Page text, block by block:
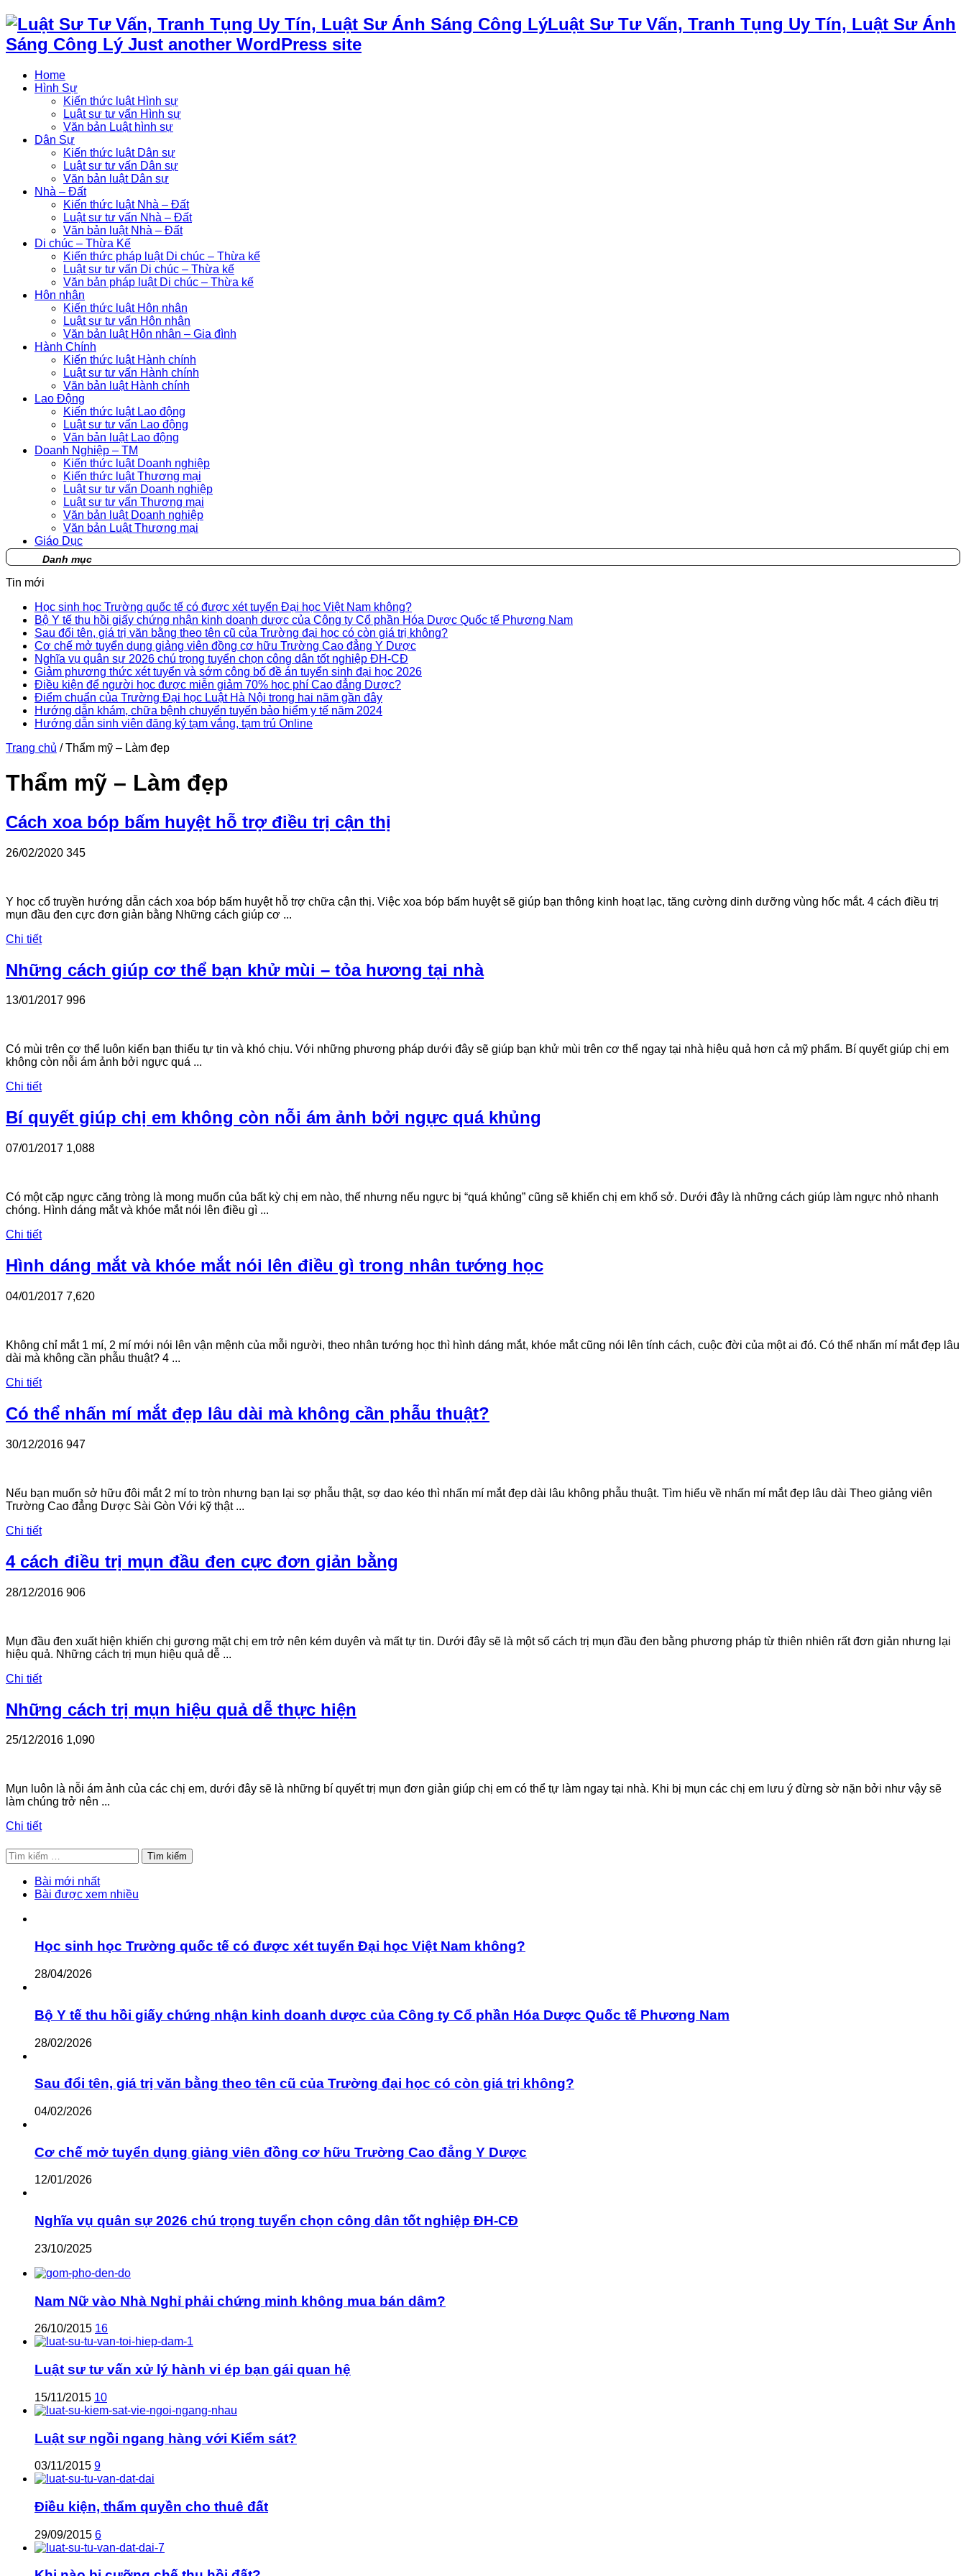
Luật Sư Tư Vấn, Tranh Tụng Uy Tín, Luật Sư Ánh
Sáng Công Lý Just another WordPress site
Home
Hình Sự
Kiến thức luật Hình sự
Luật sư tư vấn Hình sự
Văn bản Luật hình sự
Dân Sự
Kiến thức luật Dân sự
Luật sư tư vấn Dân sự
Văn bản luật Dân sự
Nhà – Đất
Kiến thức luật Nhà – Đất
Luật sư tư vấn Nhà – Đất
Văn bản luật Nhà – Đất
Di chúc – Thừa Kế
Kiến thức pháp luật Di chúc – Thừa kế
Luật sư tư vấn Di chúc – Thừa kế
Văn bản pháp luật Di chúc – Thừa kế
Hôn nhân
Kiến thức luật Hôn nhân
Luật sư tư vấn Hôn nhân
Văn bản luật Hôn nhân – Gia đình
Hành Chính
Kiến thức luật Hành chính
Luật sư tư vấn Hành chính
Văn bản luật Hành chính
Lao Động
Kiến thức luật Lao động
Luật sư tư vấn Lao động
Văn bản luật Lao động
Doanh Nghiệp – TM
Kiến thức luật Doanh nghiệp
Kiến thức luật Thương mại
Luật sư tư vấn Doanh nghiệp
Luật sư tư vấn Thương mại
Văn bản luật Doanh nghiệp
Văn bản Luật Thương mại
Giáo Dục
Danh mục
Tin mới
Học sinh học Trường quốc tế có được xét tuyển Đại học Việt Nam không?
Bộ Y tế thu hồi giấy chứng nhận kinh doanh dược của Công ty Cổ phần Hóa Dược Quốc tế Phương Nam
Sau đổi tên, giá trị văn bằng theo tên cũ của Trường đại học có còn giá trị không?
Cơ chế mở tuyển dụng giảng viên đồng cơ hữu Trường Cao đẳng Y Dược
Nghĩa vụ quân sự 2026 chú trọng tuyển chọn công dân tốt nghiệp ĐH-CĐ
Giảm phương thức xét tuyển và sớm công bố đề án tuyển sinh đại học 2026
Điều kiện để người học được miễn giảm 70% học phí Cao đẳng Dược?
Điểm chuẩn của Trường Đại học Luật Hà Nội trong hai năm gần đây
Hướng dẫn khám, chữa bệnh chuyển tuyến bảo hiểm y tế năm 2024
Hướng dẫn sinh viên đăng ký tạm vắng, tạm trú Online
Trang chủ / Thẩm mỹ – Làm đẹp
Thẩm mỹ – Làm đẹp
Cách xoa bóp bấm huyệt hỗ trợ điều trị cận thị
26/02/2020 345
Y học cổ truyền hướng dẫn cách xoa bóp bấm huyệt hỗ trợ chữa cận thị. Việc xoa bóp bấm huyệt sẽ giúp bạn thông kinh hoạt lạc, tăng cường dinh dưỡng vùng hốc mắt. 4 cách điều trị
mụn đầu đen cực đơn giản bằng Những cách giúp cơ ...
Chi tiết
Những cách giúp cơ thể bạn khử mùi – tỏa hương tại nhà
13/01/2017 996
Có mùi trên cơ thể luôn kiến bạn thiếu tự tin và khó chịu. Với những phương pháp dưới đây sẽ giúp bạn khử mùi trên cơ thể ngay tại nhà hiệu quả hơn cả mỹ phẩm. Bí quyết giúp chị em
không còn nỗi ám ảnh bởi ngực quá ...
Chi tiết
Bí quyết giúp chị em không còn nỗi ám ảnh bởi ngực quá khủng
07/01/2017 1,088
Có một cặp ngực căng tròng là mong muốn của bất kỳ chị em nào, thế nhưng nếu ngực bị “quá khủng” cũng sẽ khiến chị em khổ sở. Dưới đây là những cách giúp làm ngực nhỏ nhanh
chóng. Hình dáng mắt và khóe mắt nói lên điều gì ...
Chi tiết
Hình dáng mắt và khóe mắt nói lên điều gì trong nhân tướng học
04/01/2017 7,620
Không chỉ mắt 1 mí, 2 mí mới nói lên vận mệnh của mỗi người, theo nhân tướng học thì hình dáng mắt, khóe mắt cũng nói lên tính cách, cuộc đời của một ai đó. Có thể nhấn mí mắt đẹp lâu
dài mà không cần phẫu thuật? 4 ...
Chi tiết
Có thể nhấn mí mắt đẹp lâu dài mà không cần phẫu thuật?
30/12/2016 947
Nếu bạn muốn sở hữu đôi mắt 2 mí to tròn nhưng bạn lại sợ phẫu thật, sợ dao kéo thì nhấn mí mắt đẹp dài lâu không phẫu thuật. Tìm hiểu về nhấn mí mắt đẹp lâu dài Theo giảng viên
Trường Cao đẳng Dược Sài Gòn Với kỹ thật ...
Chi tiết
4 cách điều trị mụn đầu đen cực đơn giản bằng
28/12/2016 906
Mụn đầu đen xuất hiện khiến chị gương mặt chị em trở nên kém duyên và mất tự tin. Dưới đây sẽ là một số cách trị mụn đầu đen bằng phương pháp từ thiên nhiên rất đơn giản nhưng lại
hiệu quả. Những cách trị mụn hiệu quả dễ ...
Chi tiết
Những cách trị mụn hiệu quả dễ thực hiện
25/12/2016 1,090
Mụn luôn là nỗi ám ảnh của các chị em, dưới đây sẽ là những bí quyết trị mụn đơn giản giúp chị em có thể tự làm ngay tại nhà. Khi bị mụn các chị em lưu ý đừng sờ nặn bởi như vậy sẽ
làm chúng trở nên ...
Chi tiết
Tìm
kiếm
cho:
Bài mới nhất
Bài được xem nhiều
Học sinh học Trường quốc tế có được xét tuyển Đại học Việt Nam không?
28/04/2026
Bộ Y tế thu hồi giấy chứng nhận kinh doanh dược của Công ty Cổ phần Hóa Dược Quốc tế Phương Nam
28/02/2026
Sau đổi tên, giá trị văn bằng theo tên cũ của Trường đại học có còn giá trị không?
04/02/2026
Cơ chế mở tuyển dụng giảng viên đồng cơ hữu Trường Cao đẳng Y Dược
12/01/2026
Nghĩa vụ quân sự 2026 chú trọng tuyển chọn công dân tốt nghiệp ĐH-CĐ
23/10/2025
Nam Nữ vào Nhà Nghỉ phải chứng minh không mua bán dâm?
26/10/2015 16
Luật sư tư vấn xử lý hành vi ép bạn gái quan hệ
15/11/2015 10
Luật sư ngồi ngang hàng với Kiểm sát?
03/11/2015 9
Điều kiện, thẩm quyền cho thuê đất
29/09/2015 6